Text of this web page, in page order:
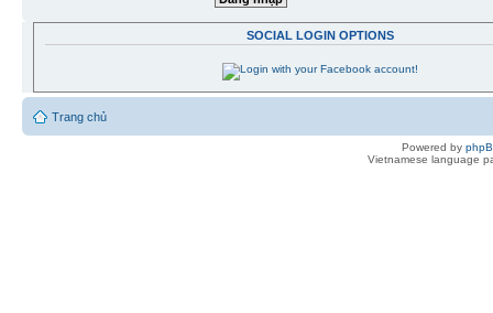
SOCIAL LOGIN OPTIONS
Trang chủ
Powered by
Vietnamese language